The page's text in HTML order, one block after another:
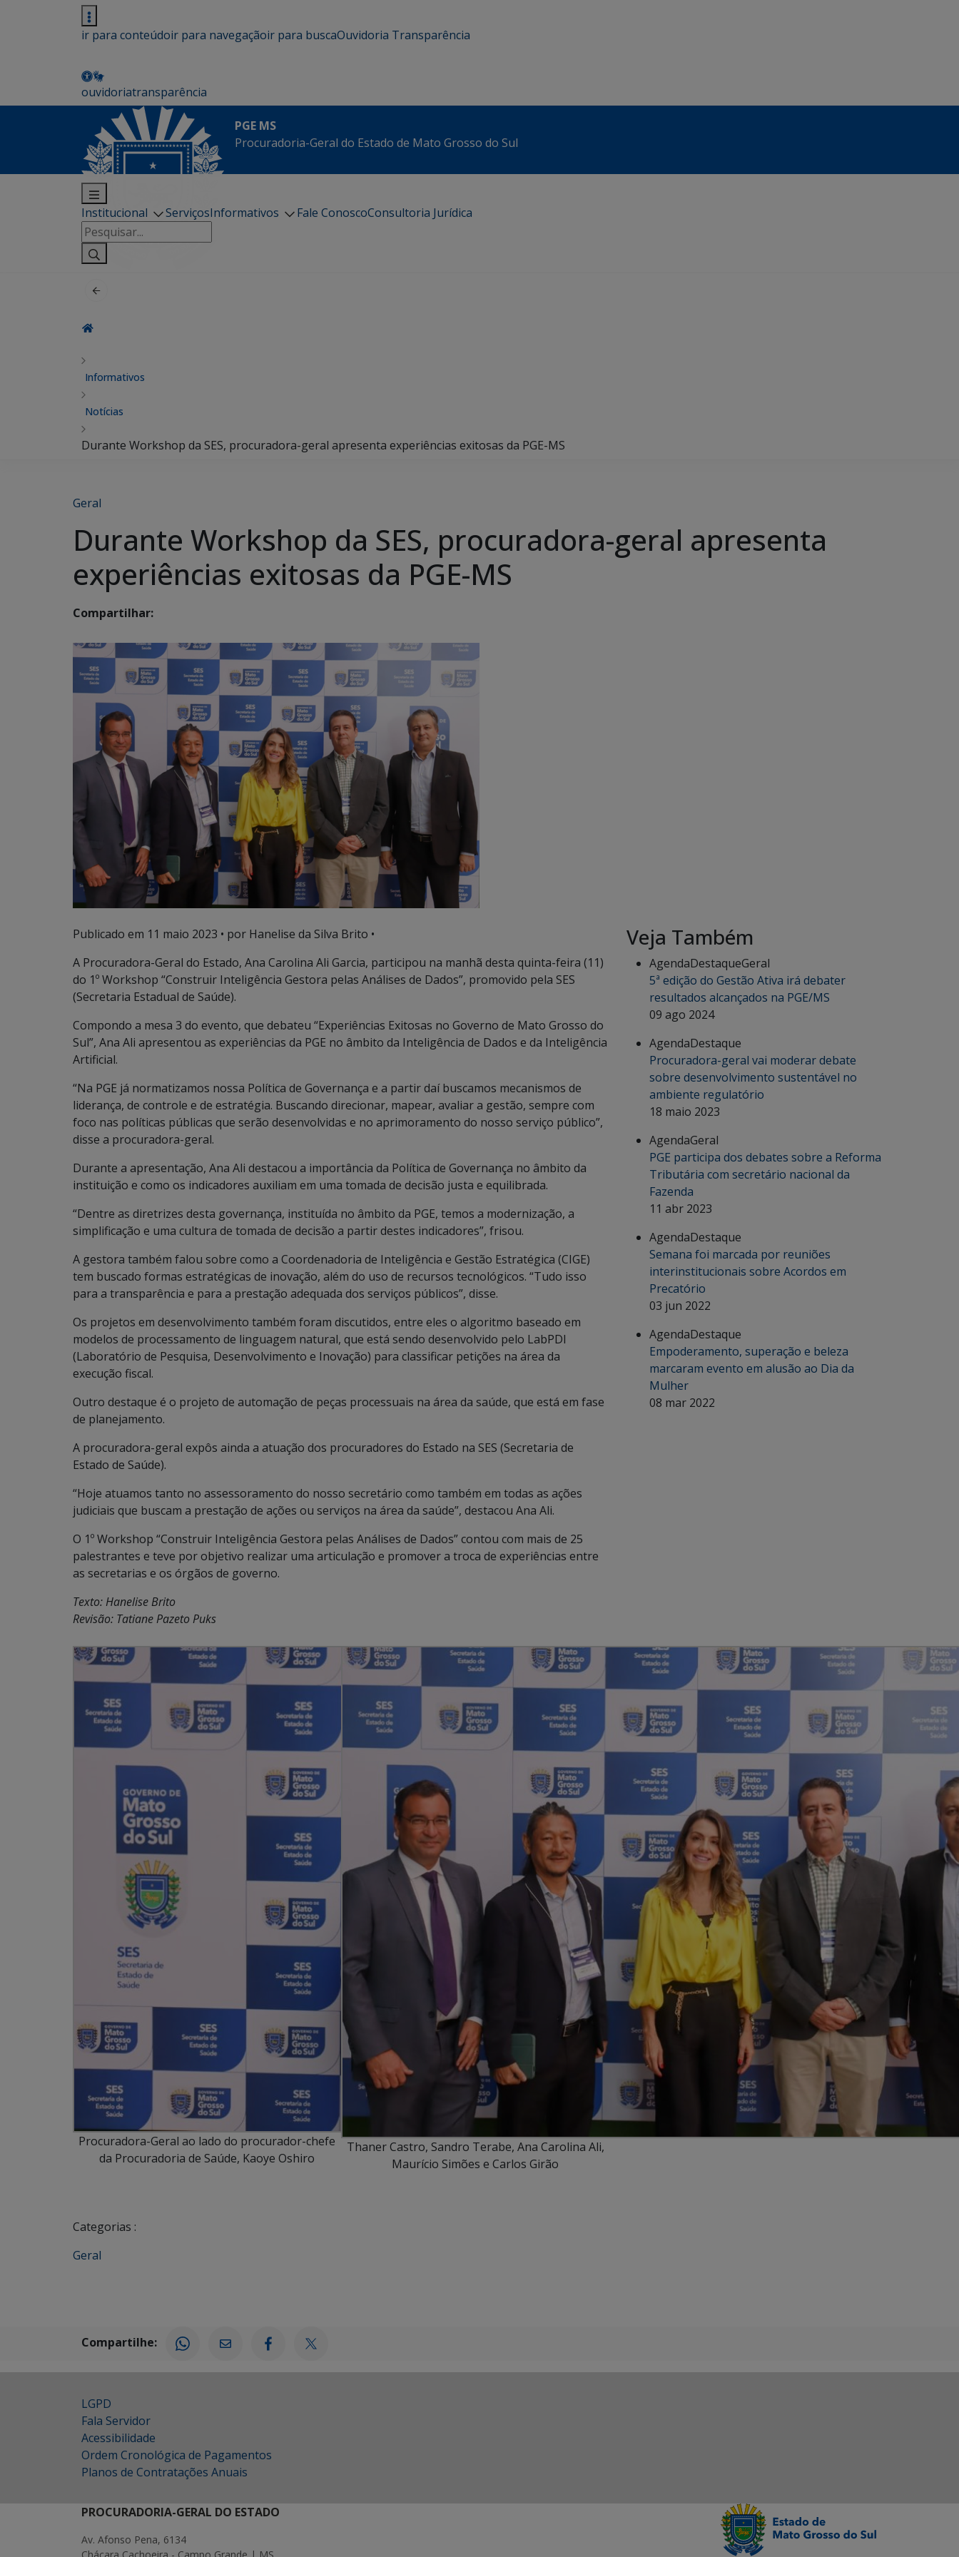
ir para conteúdoir para navegaçãoir para buscaOuvidoria Transparência
ouvidoriatransparência
PGE MS
Procuradoria-Geral do Estado de Mato Grosso do Sul
Institucional ServiçosInformativos Fale ConoscoConsultoria Jurídica
Pesquisar
por:
Informativos
Notícias
Durante Workshop da SES, procuradora-geral apresenta experiências exitosas da PGE-MS
Geral
Durante Workshop da SES, procuradora-geral apresenta
experiências exitosas da PGE-MS
Compartilhar:
Publicado em 11 maio 2023 • por Hanelise da Silva Brito •
A Procuradora-Geral do Estado, Ana Carolina Ali Garcia, participou na manhã desta quinta-feira (11)
do 1º Workshop “Construir Inteligência Gestora pelas Análises de Dados”, promovido pela SES
(Secretaria Estadual de Saúde).
Compondo a mesa 3 do evento, que debateu “Experiências Exitosas no Governo de Mato Grosso do
Sul”, Ana Ali apresentou as experiências da PGE no âmbito da Inteligência de Dados e da Inteligência
Artificial.
“Na PGE já normatizamos nossa Política de Governança e a partir daí buscamos mecanismos de
liderança, de controle e de estratégia. Buscando direcionar, mapear, avaliar a gestão, sempre com
foco nas políticas públicas que serão desenvolvidas e no aprimoramento do nosso serviço público”,
disse a procuradora-geral.
Durante a apresentação, Ana Ali destacou a importância da Política de Governança no âmbito da
instituição e como os indicadores auxiliam em uma tomada de decisão justa e equilibrada.
“Dentre as diretrizes desta governança, instituída no âmbito da PGE, temos a modernização, a
simplificação e uma cultura de tomada de decisão a partir destes indicadores”, frisou.
A gestora também falou sobre como a Coordenadoria de Inteligência e Gestão Estratégica (CIGE)
tem buscado formas estratégicas de inovação, além do uso de recursos tecnológicos. “Tudo isso
para a transparência e para a prestação adequada dos serviços públicos”, disse.
Os projetos em desenvolvimento também foram discutidos, entre eles o algoritmo baseado em
modelos de processamento de linguagem natural, que está sendo desenvolvido pelo LabPDI
(Laboratório de Pesquisa, Desenvolvimento e Inovação) para classificar petições na área da
execução fiscal.
Outro destaque é o projeto de automação de peças processuais na área da saúde, que está em fase
de planejamento.
A procuradora-geral expôs ainda a atuação dos procuradores do Estado na SES (Secretaria de
Estado de Saúde).
“Hoje atuamos tanto no assessoramento do nosso secretário como também em todas as ações
judiciais que buscam a prestação de ações ou serviços na área da saúde”, destacou Ana Ali.
O 1º Workshop “Construir Inteligência Gestora pelas Análises de Dados” contou com mais de 25
palestrantes e teve por objetivo realizar uma articulação e promover a troca de experiências entre
as secretarias e os órgãos de governo.
Texto: Hanelise Brito
Revisão: Tatiane Pazeto Puks
Procuradora-Geral ao lado do procurador-chefe
da Procuradoria de Saúde, Kaoye Oshiro
Thaner Castro, Sandro Terabe, Ana Carolina Ali,
Maurício Simões e Carlos Girão
Categorias :
Geral
Veja Também
AgendaDestaqueGeral
5ª edição do Gestão Ativa irá debater
resultados alcançados na PGE/MS
09 ago 2024
AgendaDestaque
Procuradora-geral vai moderar debate
sobre desenvolvimento sustentável no
ambiente regulatório
18 maio 2023
AgendaGeral
PGE participa dos debates sobre a Reforma
Tributária com secretário nacional da
Fazenda
11 abr 2023
AgendaDestaque
Semana foi marcada por reuniões
interinstitucionais sobre Acordos em
Precatório
03 jun 2022
AgendaDestaque
Empoderamento, superação e beleza
marcaram evento em alusão ao Dia da
Mulher
08 mar 2022
Compartilhe:
LGPD
Fala Servidor
Acessibilidade
Ordem Cronológica de Pagamentos
Planos de Contratações Anuais
PROCURADORIA-GERAL DO ESTADO
Av. Afonso Pena, 6134